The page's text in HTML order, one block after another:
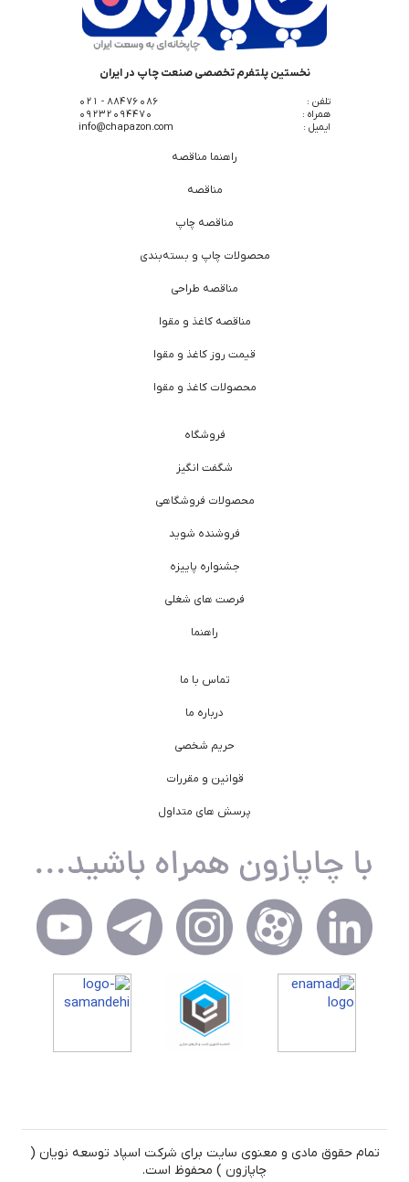
نخستین پلتفرم تخصصی صنعت چاپ در ایران
تلفن :
88476086 - 021
همراه :
09232094470
ایمیل :
info@chapazon.com
راهنما مناقصه
مناقصه
مناقصه چاپ
محصولات چاپ و بسته‌بندی
مناقصه طراحی
مناقصه کاغذ و مقوا
قیمت روز کاغذ و مقوا
محصولات کاغذ و مقوا
فروشگاه
شگفت انگیز
محصولات فروشگاهی
فروشنده شوید
جشنواره پاییزه
فرصت های شغلی
راهنما
تماس با ما
درباره ما
حریم شخصی
قوانین و مقررات
پرسش های متداول
تمام حقوق مادی و معنوی سایت برای شرکت اسپاد توسعه نویان (
چاپازون ) محفوظ است.